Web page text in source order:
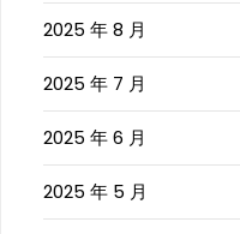
2025 年 8 月
2025 年 7 月
2025 年 6 月
2025 年 5 月